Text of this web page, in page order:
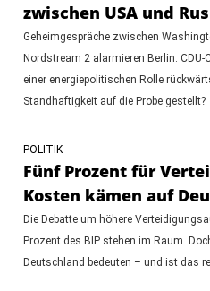
zwischen USA und
Geheimgespräche zwischen
Nordstream 2 alarmieren Berlin.
einer energiepolitischen Rolle
Standhaftigkeit auf die Probe gestellt?
POLITIK
Fünf Prozent für
Kosten kämen auf
Die Debatte um höhere
Prozent des BIP stehen im Raum.
Deutschland bedeuten – und ist das